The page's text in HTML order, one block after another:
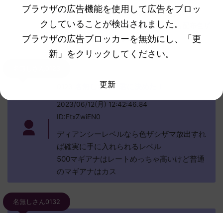
ディアンシーはそろそろGoで来るっぽい
マギアナはそこそこ流通あるらしいから配布色ザ
シアンとか出すしかないか
名無しさん、君に決めた！
2023/06/12(月) 12:42:46.84
ID:FtxZwiEN0
ディアンシーレベルなら色ザシザマ放出すれ
ば確実に手に入れられるレベル
500マギアナはレートめっちゃ高いけど普通
のマギアナはカス
名無しさん0132
ブラウザの広告機能を使用して広告をブロッ
クしていることが検出されました。
ブラウザの広告ブロッカーを無効にし、「更
新」をクリックしてください。
更新